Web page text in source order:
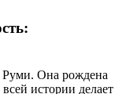
Руми. Она рождена
истории делает